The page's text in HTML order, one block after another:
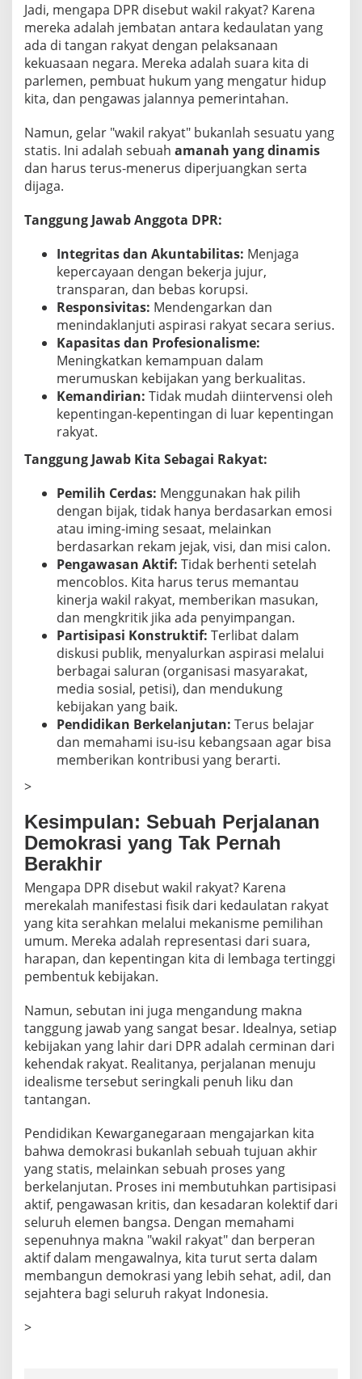
Jadi, mengapa DPR disebut wakil rakyat? Karena
mereka adalah jembatan antara kedaulatan yang
ada di tangan rakyat dengan pelaksanaan
kekuasaan negara. Mereka adalah suara kita di
parlemen, pembuat hukum yang mengatur hidup
kita, dan pengawas jalannya pemerintahan.
Namun, gelar "wakil rakyat" bukanlah sesuatu yang
statis. Ini adalah sebuah amanah yang dinamis
dan harus terus-menerus diperjuangkan serta
dijaga.
Tanggung Jawab Anggota DPR:
Integritas dan Akuntabilitas: Menjaga
kepercayaan dengan bekerja jujur,
transparan, dan bebas korupsi.
Responsivitas: Mendengarkan dan
menindaklanjuti aspirasi rakyat secara serius.
Kapasitas dan Profesionalisme:
Meningkatkan kemampuan dalam
merumuskan kebijakan yang berkualitas.
Kemandirian: Tidak mudah diintervensi oleh
kepentingan-kepentingan di luar kepentingan
rakyat.
Tanggung Jawab Kita Sebagai Rakyat:
Pemilih Cerdas: Menggunakan hak pilih
dengan bijak, tidak hanya berdasarkan emosi
atau iming-iming sesaat, melainkan
berdasarkan rekam jejak, visi, dan misi calon.
Pengawasan Aktif: Tidak berhenti setelah
mencoblos. Kita harus terus memantau
kinerja wakil rakyat, memberikan masukan,
dan mengkritik jika ada penyimpangan.
Partisipasi Konstruktif: Terlibat dalam
diskusi publik, menyalurkan aspirasi melalui
berbagai saluran (organisasi masyarakat,
media sosial, petisi), dan mendukung
kebijakan yang baik.
Pendidikan Berkelanjutan: Terus belajar
dan memahami isu-isu kebangsaan agar bisa
memberikan kontribusi yang berarti.
>
Kesimpulan: Sebuah Perjalanan
Demokrasi yang Tak Pernah
Berakhir
Mengapa DPR disebut wakil rakyat? Karena
merekalah manifestasi fisik dari kedaulatan rakyat
yang kita serahkan melalui mekanisme pemilihan
umum. Mereka adalah representasi dari suara,
harapan, dan kepentingan kita di lembaga tertinggi
pembentuk kebijakan.
Namun, sebutan ini juga mengandung makna
tanggung jawab yang sangat besar. Idealnya, setiap
kebijakan yang lahir dari DPR adalah cerminan dari
kehendak rakyat. Realitanya, perjalanan menuju
idealisme tersebut seringkali penuh liku dan
tantangan.
Pendidikan Kewarganegaraan mengajarkan kita
bahwa demokrasi bukanlah sebuah tujuan akhir
yang statis, melainkan sebuah proses yang
berkelanjutan. Proses ini membutuhkan partisipasi
aktif, pengawasan kritis, dan kesadaran kolektif dari
seluruh elemen bangsa. Dengan memahami
sepenuhnya makna "wakil rakyat" dan berperan
aktif dalam mengawalnya, kita turut serta dalam
membangun demokrasi yang lebih sehat, adil, dan
sejahtera bagi seluruh rakyat Indonesia.
>